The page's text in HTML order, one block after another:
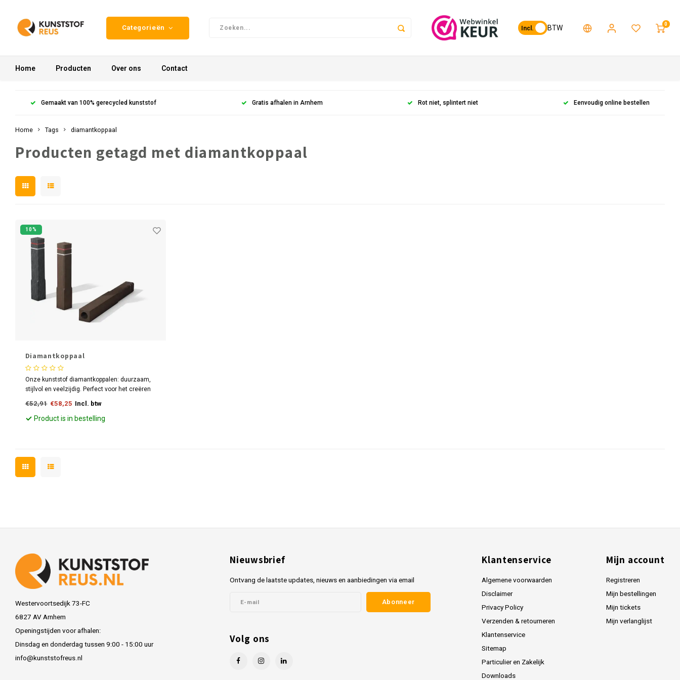
Categorieën Incl. BTW 0
Home Producten Over ons Contact
Gemaakt van 100% gerecycled kunststof Gratis afhalen in Arnhem Rot niet, splintert niet Eenvoudig online bestellen
Home Tags diamantkoppaal
Producten getagd met diamantkoppaal
10%
Diamantkoppaal
Onze kunststof diamantkoppalen: duurzaam,
stijlvol en veelzijdig. Perfect voor het creëren
elke buitenruimte.
€52,91 €58,25 Incl. btw
Product is in bestelling
Westervoortsedijk 73-FC
6827 AV Arnhem
Openingstijden voor afhalen:
Dinsdag en donderdag tussen 9:00 - 15:00 uur
info@kunststofreus.nl
Nieuwsbrief
Ontvang de laatste updates, nieuws en aanbiedingen via email
Abonneer
Volg ons
Klantenservice
Algemene voorwaarden
Disclaimer
Privacy Policy
Verzenden & retourneren
Klantenservice
Sitemap
Particulier en Zakelijk
Downloads
Mijn account
Registreren
Mijn bestellingen
Mijn tickets
Mijn verlanglijst